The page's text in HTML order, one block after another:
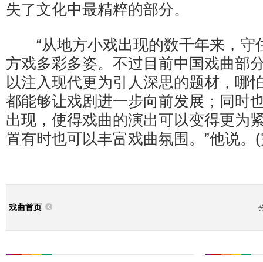
失了文化中最精粹的部分。
“从地方小戏出现的数千年来，守
方戏多彩多姿。不过目前中国戏曲部
以注入现代更为引人深思的题材，哪
都能够让戏剧进一步向前发展；同时
出现，使得戏曲的演出可以变得更为
置有时也可以丰富戏曲氛围。”他说。
戏曲首页